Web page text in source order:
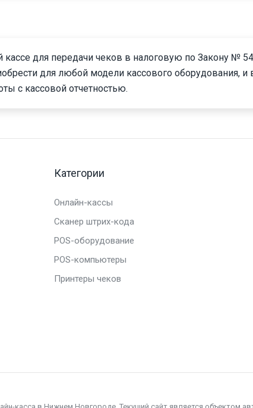
для передачи чеков в налоговую по Закону №
для любой модели кассового оборудования, и
с кассовой отчетностью.
Категории
Онлайн-кассы
Сканер штрих-кода
POS-оборудование
POS-компьютеры
Принтеры чеков
касса в Нижнем Новгороде. Текущий сайт является объектом